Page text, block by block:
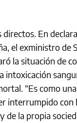
En
el exministro de
la situación de
intoxicación
“Es como
interrumpido con
de la propia